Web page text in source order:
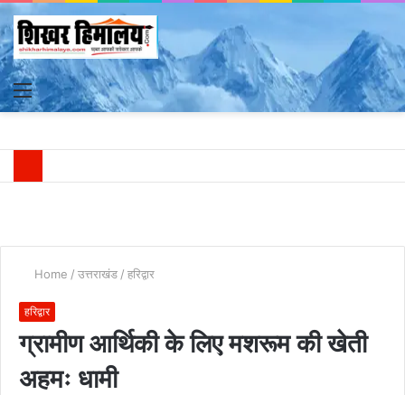
Menu
Home / उत्तराखंड / हरिद्वार
हरिद्वार
ग्रामीण आर्थिकी के लिए मशरूम की खेती
अहमः धामी